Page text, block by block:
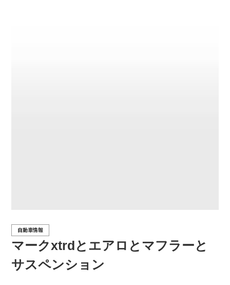
マークxtrdとエアロとマフラーと
サスペンション
自動車情報